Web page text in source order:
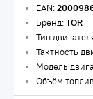
EAN:
Бренд:TOR
Тип
Тактность
Модель
Объём